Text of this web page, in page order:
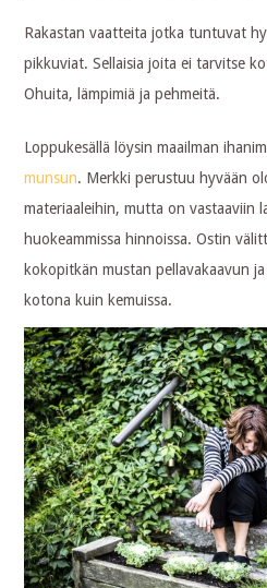
Rakastan vaatteita jotka tuntuvat
pikkuviat. Sellaisia joita ei tarvitse
Ohuita, lämpimiä ja pehmeitä.
Loppukesällä löysin maailman
munsun. Merkki perustuu hyvään
materiaaleihin, mutta on vastaaviin
huokeammissa hinnoissa. Ostin
kokopitkän mustan pellavakaavun
kotona kuin kemuissa.